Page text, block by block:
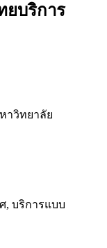
ยบริการ
าวิทยาลัย
, บริการแบบ